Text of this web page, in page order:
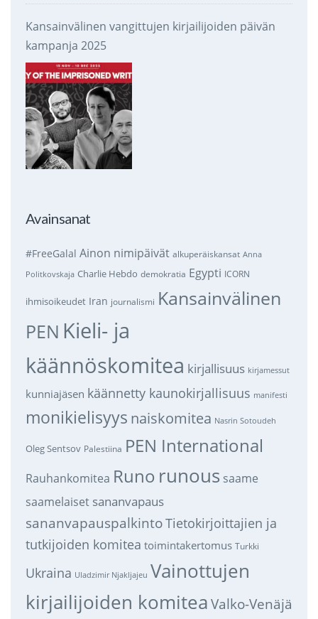
Kansainvälinen vangittujen kirjailijoiden päivän
kampanja 2025
Avainsanat
#FreeGalal Ainon nimipäivät alkuperäiskansat Anna
Politkovskaja Charlie Hebdo demokratia Egypti ICORN
ihmisoikeudet Iran journalismi Kansainvälinen
PEN Kieli- ja
käännöskomitea kirjallisuus kirjamessut
kunniajäsen käännetty kaunokirjallisuus manifesti
monikielisyys naiskomitea Nasrin Sotoudeh
Oleg Sentsov Palestiina PEN International
Rauhankomitea Runo runous saame
saamelaiset sananvapaus
sananvapauspalkintoTietokirjoittajien ja
tutkijoiden komitea toimintakertomus Turkki
Ukraina Uladzimir Njakljajeu Vainottujen
kirjailijoiden komitea Valko-Venäjä